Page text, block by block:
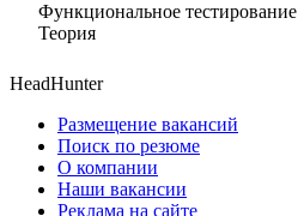
Функциональное тестирование
Теория
HeadHunter
Размещение вакансий
Поиск по резюме
О компании
Наши вакансии
Реклама на сайте